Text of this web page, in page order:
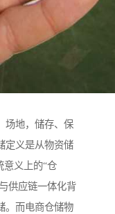
场地，储存、保
定义是从物资储
意义上的“仓
供应链一体化背
。而电商仓储物